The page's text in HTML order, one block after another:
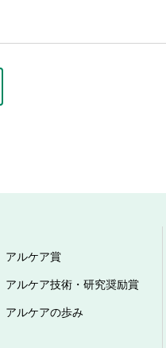
アルケア賞
アルケア技術・研究奨励賞
アルケアの歩み